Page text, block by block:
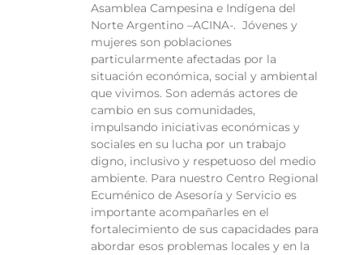
Asamblea Campesina e Indígena del
Norte Argentino –ACINA-. Jóvenes y
mujeres son poblaciones
particularmente afectadas por la
situación económica, social y ambiental
que vivimos. Son además actores de
cambio en sus comunidades,
impulsando iniciativas económicas y
sociales en su lucha por un trabajo
digno, inclusivo y respetuoso del medio
ambiente. Para nuestro Centro Regional
Ecuménico de Asesoría y Servicio es
importante acompañarles en el
fortalecimiento de sus capacidades para
abordar esos problemas locales y en la